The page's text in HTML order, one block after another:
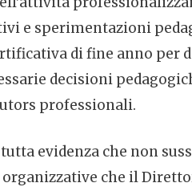
e sperimentazioni
di fine anno
decisioni
professionali.
tutta evidenza che non
che il